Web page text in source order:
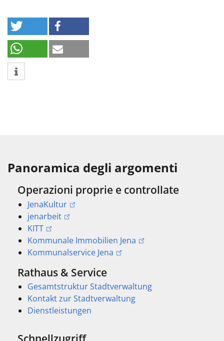
Panoramica degli argomenti
Operazioni proprie e controllate
JenaKultur
jenarbeit
KITT
Kommunale Immobilien Jena
Kommunalservice Jena
Rathaus & Service
Gesamtstruktur Stadtverwaltung
Kontakt zur Stadtverwaltung
Dienstleistungen